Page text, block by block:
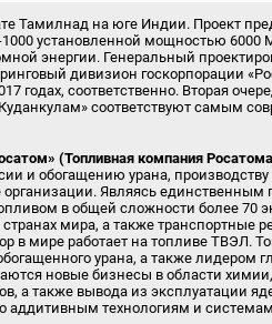
Тамилнад на юге Индии. Проект
установленной мощностью 6000
энергии. Генеральный
дивизион госкорпорации
годах, соответственно. Вторая
соответствуют самым
(Топливная компания
и обогащению урана,
организации. Являясь
в общей сложности более 70
мира, а также транспортные
в мире работает на топливе ТВЭЛ.
урана, а также лидером
новые бизнесы в области
а также вывода из эксплуатации
аддитивным технологиям и